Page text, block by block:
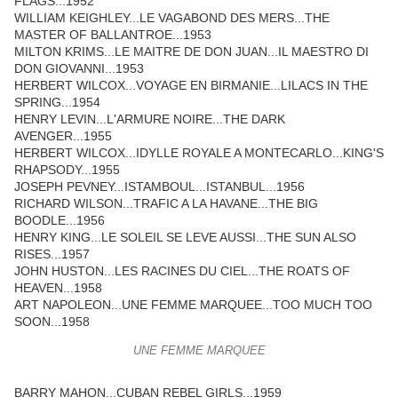
WILLIAM KEIGHLEY...LE VAGABOND DES MERS...THE
MASTER OF BALLANTROE...1953
MILTON KRIMS...LE MAITRE DE DON JUAN...IL MAESTRO DI
DON GIOVANNI...1953
HERBERT WILCOX...VOYAGE EN BIRMANIE...LILACS IN THE
SPRING...1954
HENRY LEVIN...L'ARMURE NOIRE...THE DARK
AVENGER...1955
HERBERT WILCOX...IDYLLE ROYALE A MONTECARLO...KING'S
RHAPSODY...1955
JOSEPH PEVNEY...ISTAMBOUL...ISTANBUL...1956
RICHARD WILSON...TRAFIC A LA HAVANE...THE BIG
BOODLE...1956
HENRY KING...LE SOLEIL SE LEVE AUSSI...THE SUN ALSO
RISES...1957
JOHN HUSTON...LES RACINES DU CIEL...THE ROATS OF
HEAVEN...1958
ART NAPOLEON...UNE FEMME MARQUEE...TOO MUCH TOO
SOON...1958
UNE FEMME MARQUEE
BARRY MAHON...CUBAN REBEL GIRLS...1959